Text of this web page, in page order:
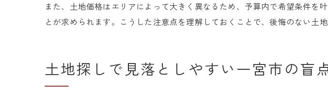
また、土地価格はエリアによって大きく異なるため、予算内で希望条件を
とが求められます。こうした注意点を理解しておくことで、後悔のない土
土地探しで見落としやすい一宮市の盲